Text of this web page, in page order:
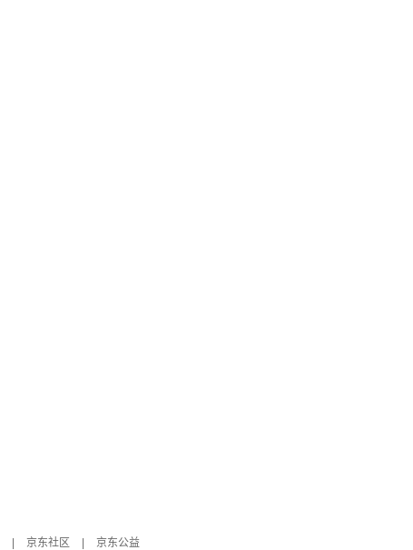
京东社区
京东公益